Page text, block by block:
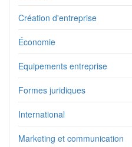
Création d'entreprise
Économie
Equipements entreprise
Formes juridiques
International
Marketing et communication